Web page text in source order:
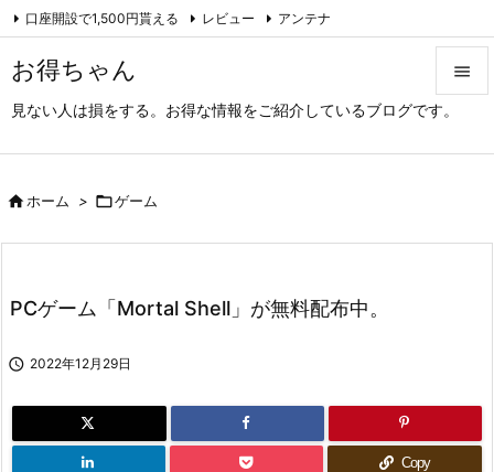
お得ちゃん
見ない人は損をする。お得な情報をご紹介しているブログです。

口座開設で1,500円貰える レビュー アンテナ
アーカイブ（旧サイト）
ホーム > ゲーム
PCゲーム「Mortal Shell」が無料配布中。
 2022年12月29日
Copy